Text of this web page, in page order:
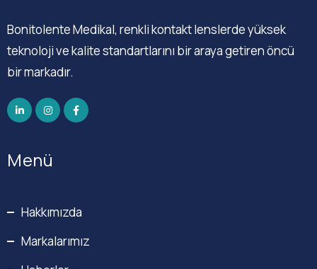
Bonitolente Medikal, renkli kontakt lenslerde yüksek
teknoloji ve kalite standartlarını bir araya getiren öncü
bir markadır.
Menü
Hakkımızda
Markalarımız